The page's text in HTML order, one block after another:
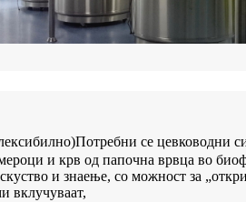
)Потребни се цевководни
и крв од папочна врвца во
и знаење, со можност за
вклучуваат,